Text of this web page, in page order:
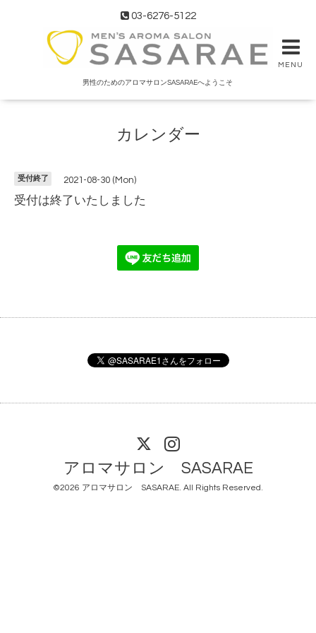
03-6276-5122
MENU
男性のためのアロマサロンSASARAEへようこそ
カレンダー
受付終了 2021-08-30 (Mon)
受付は終了いたしました
アロマサロン SASARAE
©2026 アロマサロン SASARAE. All Rights Reserved.